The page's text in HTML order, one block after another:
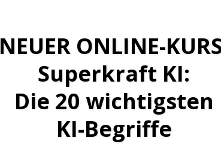
NEUER ONLINE-
Superkraft KI:
Die 20 wichtigsten
KI-Begriffe